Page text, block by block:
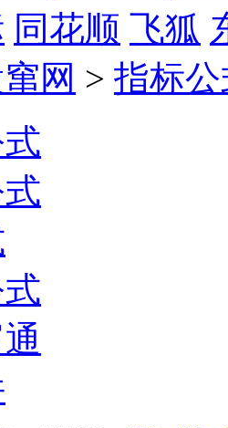
同花顺 飞狐
网 > 指标